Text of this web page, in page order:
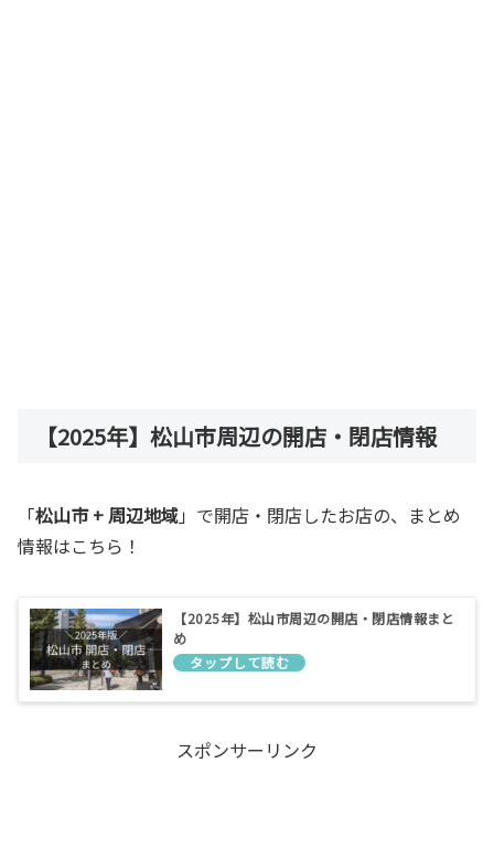
【2025年】松山市周辺の開店・閉店情報
「松山市 + 周辺地域」で開店・閉店したお店の、まとめ
情報はこちら！
【2025年】松山市周辺の開店・閉店情報まと
め
スポンサーリンク